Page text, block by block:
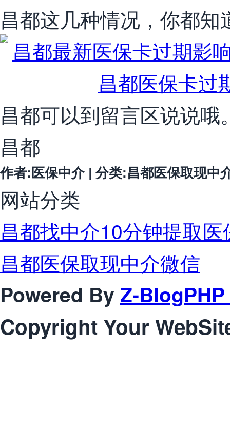
昌都这几种情况，你都知
昌都可以到留言区说说哦
昌都
作者:医保中介 | 分类:昌都医保取现中
网站分类
昌都找中介10分钟提取医
昌都医保取现中介微信
Powered By Z-
Copyright Your